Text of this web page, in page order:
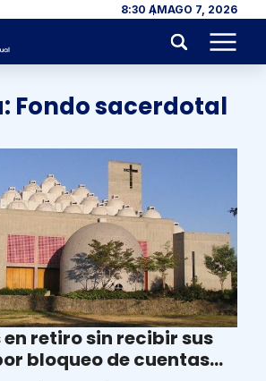
8:30 AMAGO 7, 2026
Menu
Fondo sacerdotal
retiro sin recibir sus
bloqueo de cuentas